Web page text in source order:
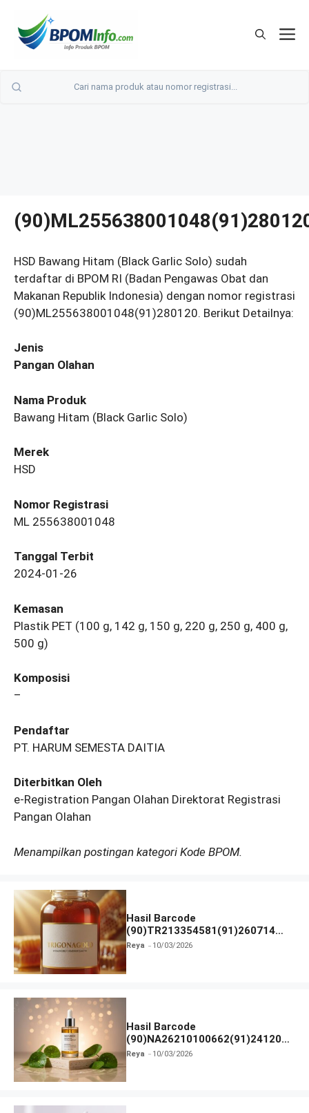
HSD Bawang Hitam (Black Garlic Solo) sudah
terdaftar di BPOM RI (Badan Pengawas Obat dan
Makanan Republik Indonesia) dengan nomor registrasi
(90)ML255638001048(91)280120. Berikut Detailnya:
Jenis
Pangan Olahan
Nama Produk
Bawang Hitam (Black Garlic Solo)
Merek
HSD
Nomor Registrasi
ML 255638001048
Tanggal Terbit
2024-01-26
Kemasan
Plastik PET (100 g, 142 g, 150 g, 220 g, 250 g, 400 g,
500 g)
Komposisi
–
Pendaftar
PT. HARUM SEMESTA DAITIA
Diterbitkan Oleh
e-Registration Pangan Olahan Direktorat Registrasi
Pangan Olahan
Menampilkan postingan kategori Kode BPOM.
Hasil Barcode
(90)TR213354581(91)260714
dan Izin BPOM
Reya 10/03/2026
Hasil Barcode
(90)NA26210100662(91)241203
dan Izin BPOM
Reya 10/03/2026